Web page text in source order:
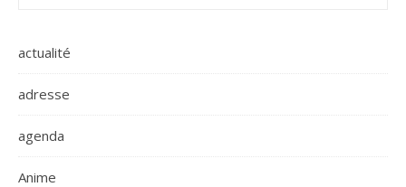
actualité
adresse
agenda
Anime